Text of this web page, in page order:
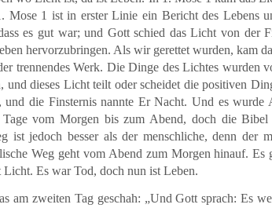
Mose 1 ist in erster Linie ein Bericht des Lebens
es gut war; und Gott schied das Licht von der
hervorzubringen. Als wir gerettet wurden, kam
trennendes Werk. Die Dinge des Lichtes wurden
dieses Licht teilt oder scheidet die positiven
die Finsternis nannte Er Nacht. Und es wurde
vom Morgen bis zum Abend, doch die
ist jedoch besser als der menschliche, denn der
Weg geht vom Abend zum Morgen hinauf.
Es war Tod, doch nun ist Leben.
am zweiten Tag geschah: „Und Gott sprach: Es